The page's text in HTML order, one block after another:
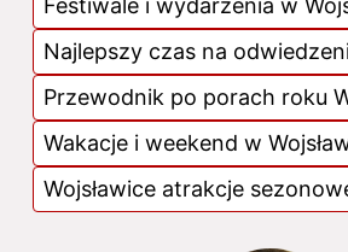
Festiwale i wydarzenia w
Najlepszy czas na
Przewodnik po porach roku
Wakacje i weekend w
Wojsławice atrakcje